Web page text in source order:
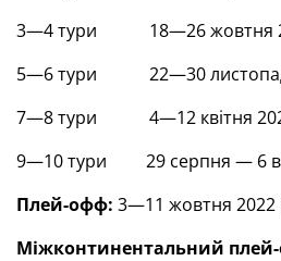
3—4 тури 18—26 жовтня
5—6 тури 22—30
7—8 тури 4—12 квітня
9—10 тури 29 серпня — 6
Плей-офф: 3—11 жовтня 2022
Міжконтинентальний